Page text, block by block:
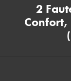
2
Confort,